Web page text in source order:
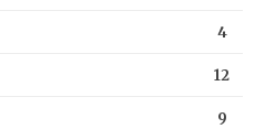
4
12
9